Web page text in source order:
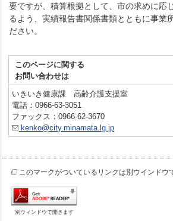
要ですが、積算根拠として、市の求めに応
るよう、実績報告書関係書類とともに事業
ださい。
このページに関する
お問い合わせは
いきいき健康課 高齢介護支援室
電話：0966-63-3051
ファックス：0966-62-3670
kenko@city.minamata.lg.jp
このマークがついているリンクは別ウインドウ
別ウィンドウで開きます